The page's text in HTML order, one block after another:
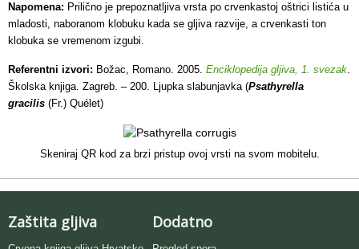
Napomena: Prilično je prepoznatljiva vrsta po crvenkastoj oštrici listića u
mladosti, naboranom klobuku kada se gljiva razvije, a crvenkasti ton
klobuka se vremenom izgubi.
Referentni izvori: Božac, Romano. 2005. Enciklopedija gljiva, 1. svezak.
Školska knjiga. Zagreb. – 200. Ljupka slabunjavka (Psathyrella
gracilis (Fr.) Quélet)
Skeniraj QR kod za brzi pristup ovoj vrsti na svom mobitelu.
Zaštita gljiva Dodatno